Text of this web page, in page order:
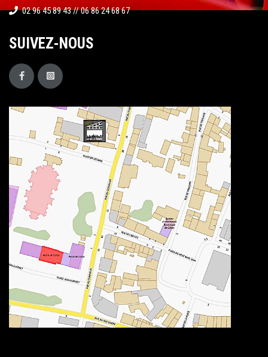
02 96 45 89 43 // 06 86 24 68 67
SUIVEZ-NOUS